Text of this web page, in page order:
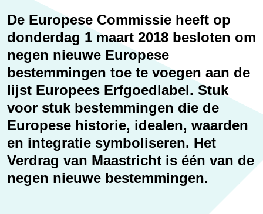
Erfgoed
De Europese Commissie heeft op
donderdag 1 maart 2018 besloten om
negen nieuwe Europese
bestemmingen toe te voegen aan de
lijst Europees Erfgoedlabel. Stuk
voor stuk bestemmingen die de
Europese historie, idealen, waarden
en integratie symboliseren. Het
Verdrag van Maastricht is één van de
negen nieuwe bestemmingen.